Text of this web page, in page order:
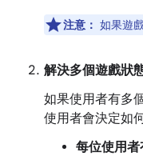
注意： 如果遊
解決多個遊戲狀
如果使用者有多
使用者會決定如
每位使用者